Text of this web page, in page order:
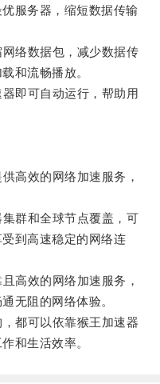
服务器，缩短数据传输
络数据包，减少数据传
和流畅播放。
即可自动运行，帮助用
效的网络加速服务，
群和全球节点覆盖，可
到高速稳定的网络连
效的网络加速服务，
无阻的网络体验。
都可以依靠猴王加速器
和生活效率。